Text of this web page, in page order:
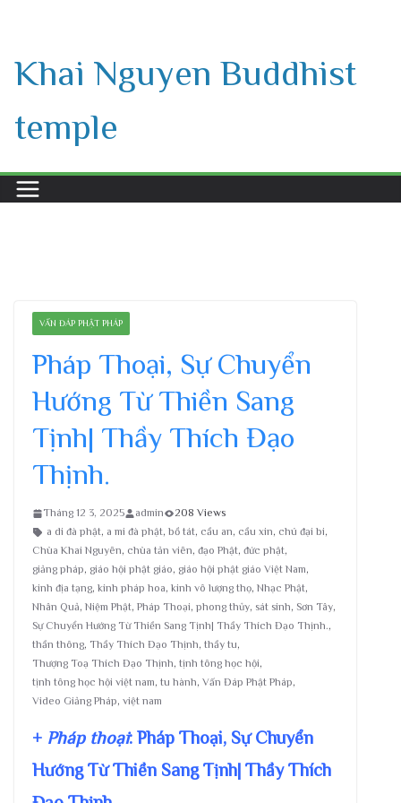
content
Khai Nguyen Buddhist
temple
VẤN ĐÁP PHẬT PHÁP
Pháp Thoại, Sự Chuyển
Hướng Từ Thiền Sang
Tịnh| Thầy Thích Đạo
Thịnh.
Tháng 12 3, 2025 admin
208 Views
a di đà phật, a mi đà phật, bồ tát, cầu an, cầu xin, chú đại bi,
Chùa Khai Nguyên, chùa tản viên, đạo Phật, đức phật,
giảng pháp, giáo hội phật giáo, giáo hội phật giáo Việt Nam,
kinh địa tạng, kinh pháp hoa, kinh vô lượng thọ, Nhạc Phật,
Nhân Quả, Niệm Phật, Pháp Thoại, phong thủy, sát sinh, Sơn Tây,
Sự Chuyển Hướng Từ Thiền Sang Tịnh| Thầy Thích Đạo Thịnh.,
thần thông, Thầy Thích Đạo Thịnh, thầy tu,
Thượng Toạ Thích Đạo Thịnh, tịnh tông học hội,
tịnh tông học hội việt nam, tu hành, Vấn Đáp Phật Pháp,
Video Giảng Pháp, việt nam
+ Pháp thoại: Pháp Thoại, Sự Chuyển
Hướng Từ Thiền Sang Tịnh| Thầy Thích